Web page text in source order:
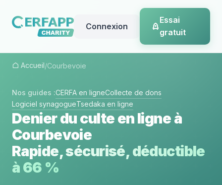
Connexion
Essai
gratuit
Accueil/Courbevoie
Nos guides :CERFA en ligneCollecte de dons
Logiciel synagogueTsedaka en ligne
Denier du culte en ligne à
Courbevoie
Rapide, sécurisé, déductible
à 66 %